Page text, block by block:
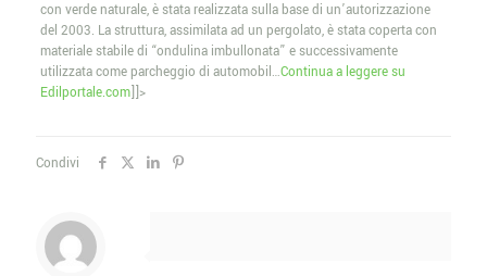
con verde naturale, è stata realizzata sulla base di un’autorizzazione
del 2003. La struttura, assimilata ad un pergolato, è stata coperta con
materiale stabile di “ondulina imbullonata” e successivamente
utilizzata come parcheggio di automobil…Continua a leggere su
Edilportale.com]]>
Condivi